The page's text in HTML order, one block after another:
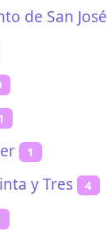
de San José
1
y Tres 4